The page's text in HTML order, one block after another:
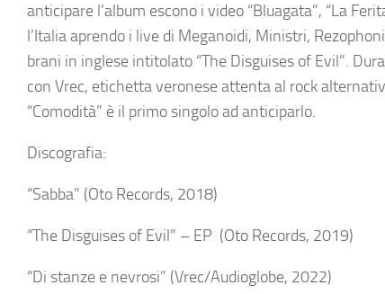
anticipare l’album escono i video “Bluagata”, “La
l’Italia aprendo i live di Meganoidi, Ministri,
brani in inglese intitolato “The Disguises of Evil”.
con Vrec, etichetta veronese attenta al rock
“Comodità” è il primo singolo ad anticiparlo.
Discografia:
“Sabba” (Oto Records, 2018)
“The Disguises of Evil” – EP (Oto Records, 2019)
“Di stanze e nevrosi” (Vrec/Audioglobe, 2022)